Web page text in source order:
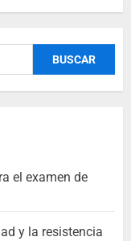
el examen de
y la resistencia